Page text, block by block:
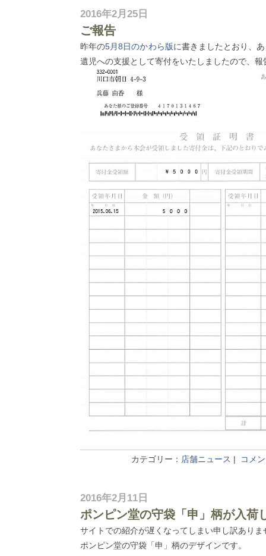
2016年2月25日
ご報告
昨年の5月8日のかわら版に書きましたとおり、
遺児への支援として寄付をいたしましたので、報
カテゴリー： 店舗ニュース | コメ
2016年2月11日
ポンピン堂の守袋「申」柄が入荷
サイトでの紹介が遅くなってしまい申し訳ありま
ポンピン堂の守袋「申」柄のデザインです。